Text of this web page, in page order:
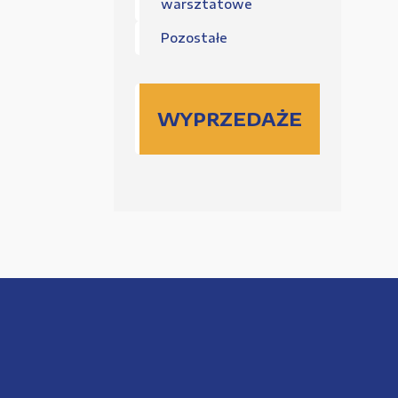
warsztatowe
Pozostałe
WYPRZEDAŻE